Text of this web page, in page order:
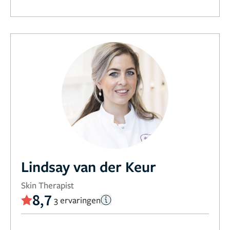
Lindsay van der Keur
Skin Therapist
8,7 3 ervaringen